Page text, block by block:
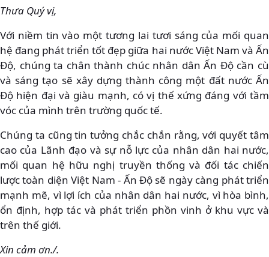
Thưa Quý vị,
Với niềm tin vào một tương lai tươi sáng của mối quan
hệ đang phát triển tốt đẹp giữa hai nước Việt Nam và Ấn
Độ, chúng ta chân thành chúc nhân dân Ấn Độ cần cù
và sáng tạo sẽ xây dựng thành công một đất nước Ấn
Độ hiện đại và giàu mạnh, có vị thế xứng đáng với tầm
vóc của mình trên trường quốc tế.
Chúng ta cũng tin tưởng chắc chắn rằng, với quyết tâm
cao của Lãnh đạo và sự nỗ lực của nhân dân hai nước,
mối quan hệ hữu nghị truyền thống và đối tác chiến
lược toàn diện Việt Nam - Ấn Độ sẽ ngày càng phát triển
mạnh mẽ, vì lợi ích của nhân dân hai nước, vì hòa bình,
ổn định, hợp tác và phát triển phồn vinh ở khu vực và
trên thế giới.
Xin cảm ơn./.